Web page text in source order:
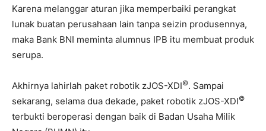
Karena melanggar aturan jika memperbaiki perangkat
lunak buatan perusahaan lain tanpa seizin produsennya,
maka Bank BNI meminta alumnus IPB itu membuat produk
serupa.
Akhirnya lahirlah paket robotik zJOS-XDI©. Sampai
sekarang, selama dua dekade, paket robotik zJOS-XDI©
terbukti beroperasi dengan baik di Badan Usaha Milik